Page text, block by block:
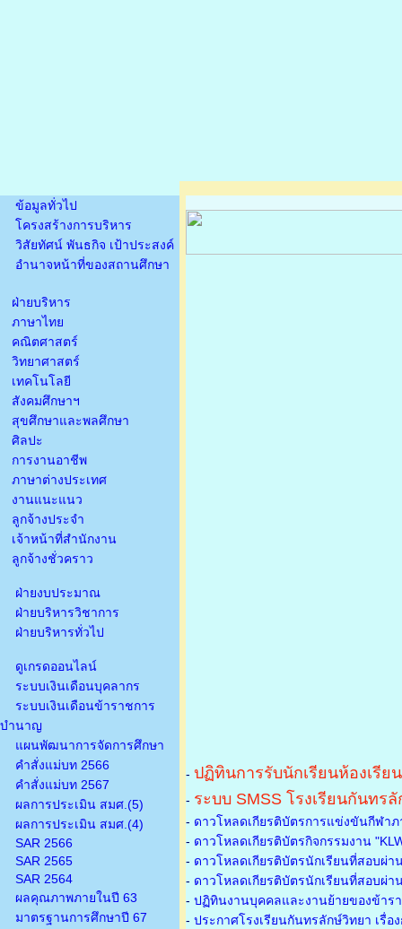
ข้อมูลทั่วไป
โครงสร้างการบริหาร
วิสัยทัศน์ พันธกิจ เป้าประสงค์
อำนาจหน้าที่ของสถานศึกษา
ฝ่ายบริหาร
ภาษาไทย
คณิตศาสตร์
วิทยาศาสตร์
เทคโนโลยี
สังคมศึกษาฯ
สุขศึกษาและพลศึกษา
ศิลปะ
การงานอาชีพ
ภาษาต่างประเทศ
งานแนะแนว
ลูกจ้างประจำ
เจ้าหน้าที่สำนักงาน
ลูกจ้างชั่วคราว
ฝ่ายงบประมาณ
ฝ่ายบริหารวิชาการ
ฝ่ายบริหารทั่วไป
ดูเกรดออนไลน์
ระบบเงินเดือนบุคลากร
ระบบเงินเดือนข้าราชการ
บำนาญ
แผนพัฒนาการจัดการศึกษา
คำสั่งแม่บท 2566
คำสั่งแม่บท 2567
ผลการประเมิน สมศ.(5)
ผลการประเมิน สมศ.(4)
SAR 2566
SAR 2565
SAR 2564
ผลคุณภาพภายในปี 63
มาตรฐานการศึกษาปี 67
- ปฏิทินการรับนักเรียนห้องเรีย
- ระบบ SMSS โรงเรียนกันทร
- ดาวโหลดเกียรติบัตรการแข่งขันกีฬา
- ดาวโหลดเกียรติบัตรกิจกรรมงาน
- ดาวโหลดเกียรติบัตรนักเรียนที่สอบผ่
- ดาวโหลดเกียรติบัตรนักเรียนที่สอบผ่
- ปฏิทินงานบุคคลและงานย้ายของข้าร
- ประกาศโรงเรียนกันทรลักษ์วิทยา เรื่